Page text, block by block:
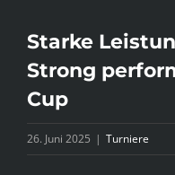
Starke
Strong
Cup
26. Juni 2025 | Turniere